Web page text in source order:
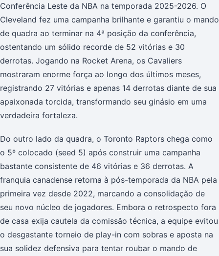
Conferência Leste da NBA na temporada 2025-2026. O
Cleveland fez uma campanha brilhante e garantiu o mando
de quadra ao terminar na 4ª posição da conferência,
ostentando um sólido recorde de 52 vitórias e 30
derrotas. Jogando na Rocket Arena, os Cavaliers
mostraram enorme força ao longo dos últimos meses,
registrando 27 vitórias e apenas 14 derrotas diante de sua
apaixonada torcida, transformando seu ginásio em uma
verdadeira fortaleza.
Do outro lado da quadra, o Toronto Raptors chega como
o 5º colocado (seed 5) após construir uma campanha
bastante consistente de 46 vitórias e 36 derrotas. A
franquia canadense retorna à pós-temporada da NBA pela
primeira vez desde 2022, marcando a consolidação de
seu novo núcleo de jogadores. Embora o retrospecto fora
de casa exija cautela da comissão técnica, a equipe evitou
o desgastante torneio de play-in com sobras e aposta na
sua solidez defensiva para tentar roubar o mando de